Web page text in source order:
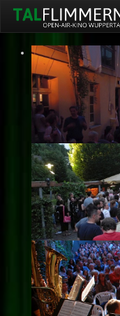
Home
Programm
Service
Ticketinfos
Ort
Anreise
Wetter
Kinogutschein
Konzept
Archiv
Kontakt